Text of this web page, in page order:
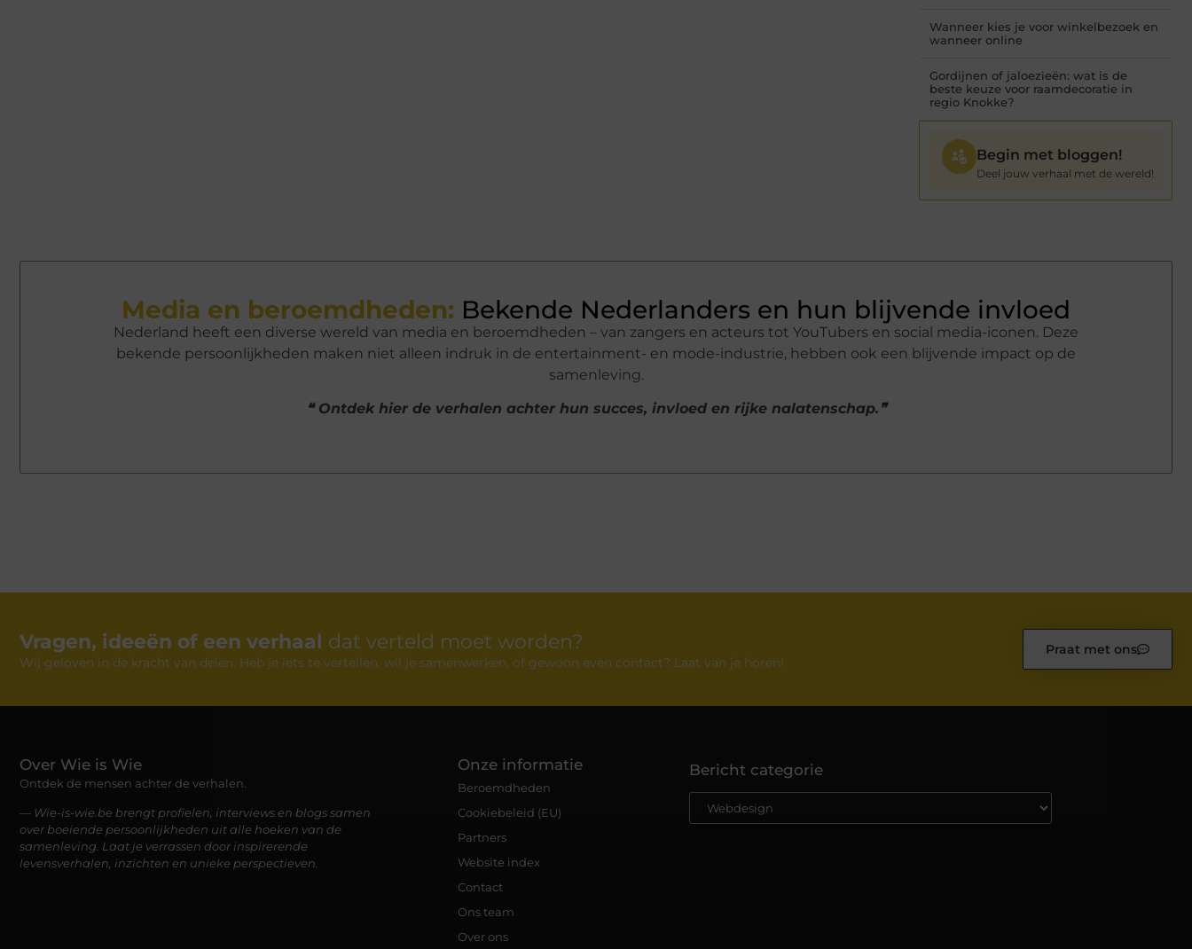
Wanneer kies je voor winkelbezoek en
wanneer online
Gordijnen of jaloezieën: wat is de
beste keuze voor raamdecoratie in
regio Knokke?
Begin met bloggen!
Deel jouw verhaal met de wereld!
Media en beroemdheden: Bekende Nederlanders en hun blijvende invloed
Nederland heeft een diverse wereld van media en beroemdheden – van zangers en acteurs tot YouTubers en social media-iconen. Deze
bekende persoonlijkheden maken niet alleen indruk in de entertainment- en mode-industrie, hebben ook een blijvende impact op de
samenleving.
❝ Ontdek hier de verhalen achter hun succes, invloed en rijke nalatenschap.❞
Vragen, ideeën of een verhaal dat verteld moet worden?
Wij geloven in de kracht van delen. Heb je iets te vertellen, wil je samenwerken, of gewoon even contact? Laat van je horen!
Praat met ons
Over Wie is Wie
Ontdek de mensen achter de verhalen.
— Wie-is-wie.be brengt profielen, interviews en blogs samen
over boeiende persoonlijkheden uit alle hoeken van de
samenleving. Laat je verrassen door inspirerende
levensverhalen, inzichten en unieke perspectieven.
Onze informatie
Beroemdheden
Cookiebeleid (EU)
Partners
Website index
Contact
Ons team
Over ons
Bericht categorie